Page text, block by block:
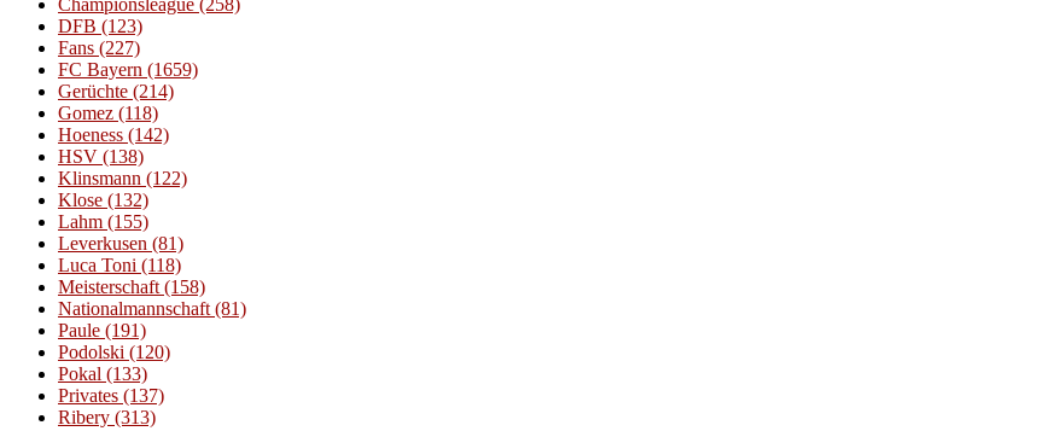
DFB (123)
Fans (227)
FC Bayern (1659)
Gerüchte (214)
Gomez (118)
Hoeness (142)
HSV (138)
Klinsmann (122)
Klose (132)
Lahm (155)
Leverkusen (81)
Luca Toni (118)
Meisterschaft (158)
Nationalmannschaft (81)
Paule (191)
Podolski (120)
Pokal (133)
Privates (137)
Ribery (313)